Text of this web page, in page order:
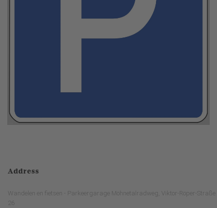
Address
Wandelen en fietsen - Parkeergarage Möhnetalradweg, Viktor-Röper-Straße
26